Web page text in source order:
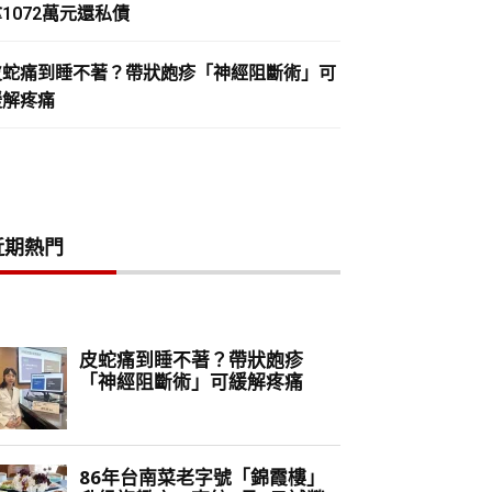
萬元還私債
痛到睡不著？帶狀皰疹「神經阻斷術」可
疼痛
熱門